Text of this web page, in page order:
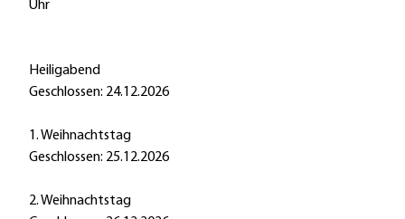
Uhr
Heiligabend
Geschlossen: 24.12.2026
1. Weihnachtstag
Geschlossen: 25.12.2026
2. Weihnachtstag